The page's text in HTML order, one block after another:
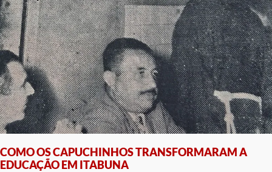
COMO OS CAPUCHINHOS TRANSFORMARAM A
EDUCAÇÃO EM ITABUNA